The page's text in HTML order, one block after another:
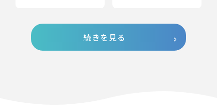
続きを見る